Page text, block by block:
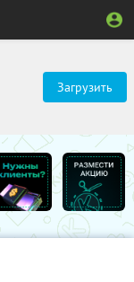
Загрузить